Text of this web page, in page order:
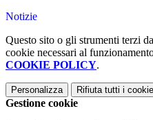
Notizie
Questo sito o gli strumenti terzi
cookie necessari al
COOKIE POLICY.
Personalizza Rifiuta tutti i
Gestione cookie